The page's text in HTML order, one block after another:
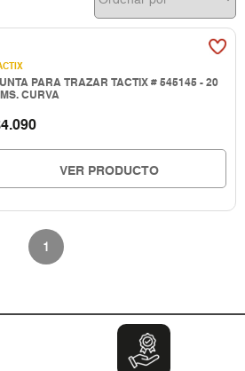
PARA TRAZAR TACTIX # 545145 - 20
CURVA
4.090
VER PRODUCTO
1